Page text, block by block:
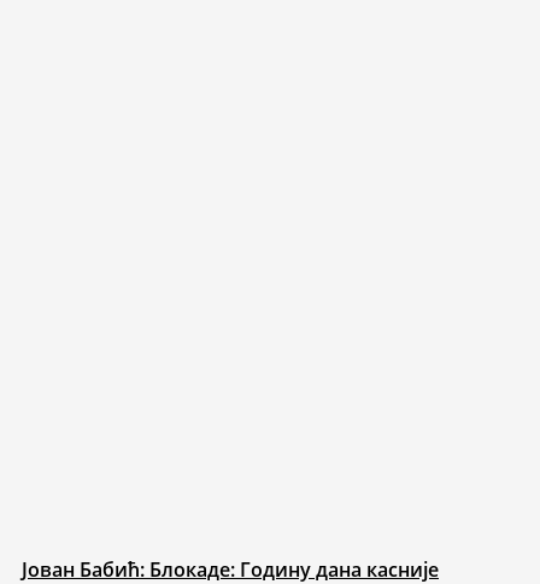
Јован Бабић: Блокаде: Годину дана касније